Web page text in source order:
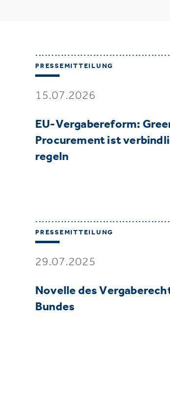
PRESSEMITTEILUNG
15.07.2026
EU-Vergabereform:
Procurement ist
regeln
PRESSEMITTEILUNG
29.07.2025
Novelle des
Bundes